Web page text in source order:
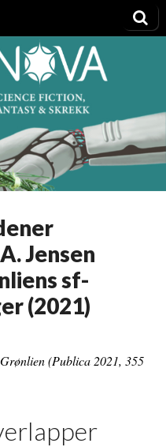
Jensen
sf-
(2021)
(Publica 2021, 355